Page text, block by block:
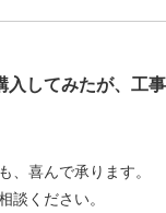
入してみたが、工
、喜んで承ります。
談ください。